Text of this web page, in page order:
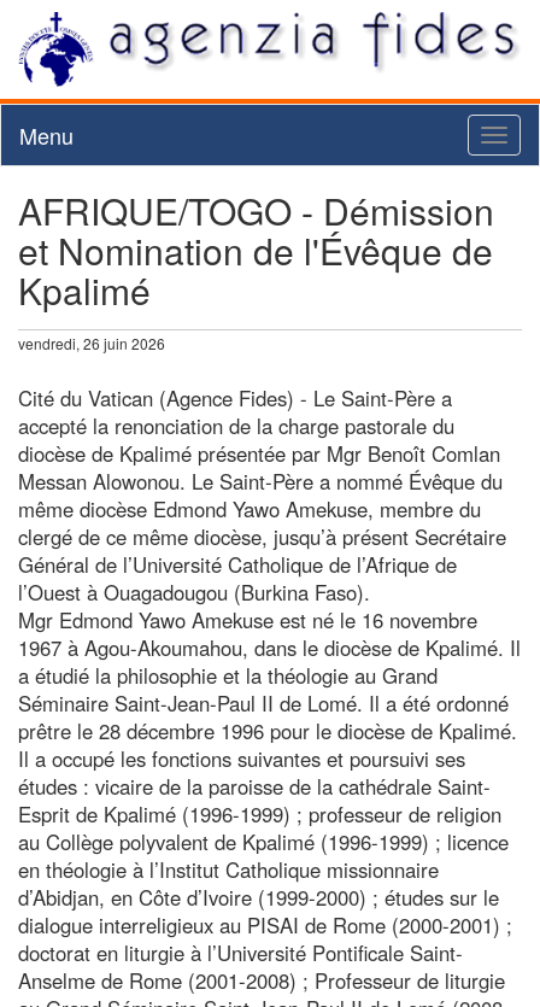
Menu
AFRIQUE/TOGO - Démission
et Nomination de l'Évêque de
Kpalimé
vendredi, 26 juin 2026
Cité du Vatican (Agence Fides) - Le Saint-Père a
accepté la renonciation de la charge pastorale du
diocèse de Kpalimé présentée par Mgr Benoît Comlan
Messan Alowonou. Le Saint-Père a nommé Évêque du
même diocèse Edmond Yawo Amekuse, membre du
clergé de ce même diocèse, jusqu’à présent Secrétaire
Général de l’Université Catholique de l’Afrique de
l’Ouest à Ouagadougou (Burkina Faso).
Mgr Edmond Yawo Amekuse est né le 16 novembre
1967 à Agou-Akoumahou, dans le diocèse de Kpalimé. Il
a étudié la philosophie et la théologie au Grand
Séminaire Saint-Jean-Paul II de Lomé. Il a été ordonné
prêtre le 28 décembre 1996 pour le diocèse de Kpalimé.
Il a occupé les fonctions suivantes et poursuivi ses
études : vicaire de la paroisse de la cathédrale Saint-
Esprit de Kpalimé (1996-1999) ; professeur de religion
au Collège polyvalent de Kpalimé (1996-1999) ; licence
en théologie à l’Institut Catholique missionnaire
d’Abidjan, en Côte d’Ivoire (1999-2000) ; études sur le
dialogue interreligieux au PISAI de Rome (2000-2001) ;
doctorat en liturgie à l’Université Pontificale Saint-
Anselme de Rome (2001-2008) ; Professeur de liturgie